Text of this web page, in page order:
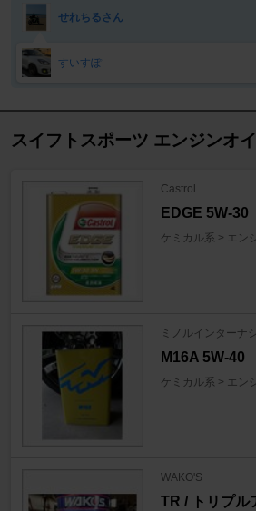
せれちるさん
すいすぽ
スイフトスポーツ エンジンオ
Castrol
EDGE 5W-30
ケミカル系 > エン
ミノルインターナ
M16A 5W-40
ケミカル系 > エン
WAKO'S
TR / トリプル